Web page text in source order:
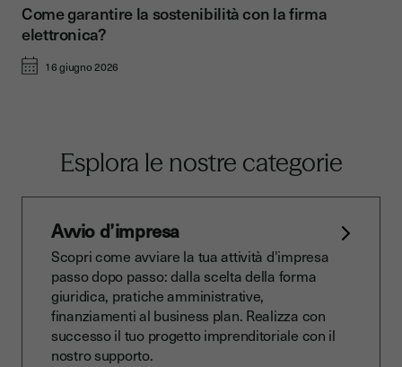
Come garantire la sostenibilità con la firma
elettronica?
16 giugno 2026
Esplora le nostre categorie
Avvio d’impresa
Scopri come avviare la tua attività d'impresa
passo dopo passo: dalla scelta della forma
giuridica, pratiche amministrative,
finanziamenti al business plan. Realizza con
successo il tuo progetto imprenditoriale con il
nostro supporto.